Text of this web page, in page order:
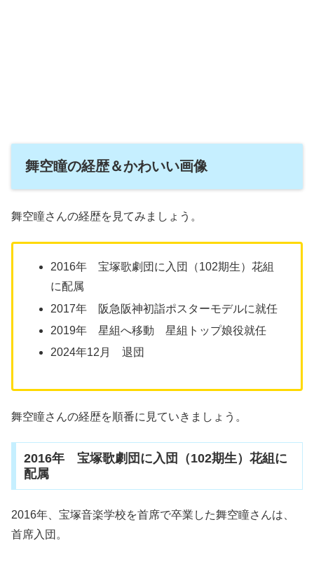
舞空瞳の経歴＆かわいい画像
舞空瞳さんの経歴を見てみましょう。
2016年 宝塚歌劇団に入団（102期生）花組
に配属
2017年 阪急阪神初詣ポスターモデルに就任
2019年 星組へ移動 星組トップ娘役就任
2024年12月 退団
舞空瞳さんの経歴を順番に見ていきましょう。
2016年 宝塚歌劇団に入団（102期生）花組に
配属
2016年、宝塚音楽学校を首席で卒業した舞空瞳さんは、
首席入団。